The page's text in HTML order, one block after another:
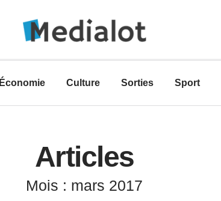
Économie Culture Sorties Sport
Articles
Mois : mars 2017